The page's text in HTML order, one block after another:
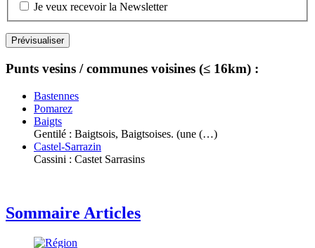
Je veux recevoir la Newsletter
Punts vesins / communes voisines (≤ 16km) :
Bastennes
Pomarez
Baigts
Gentilé : Baigtsois, Baigtsoises. (une (…)
Castel-Sarrazin
Cassini : Castet Sarrasins
Sommaire Articles